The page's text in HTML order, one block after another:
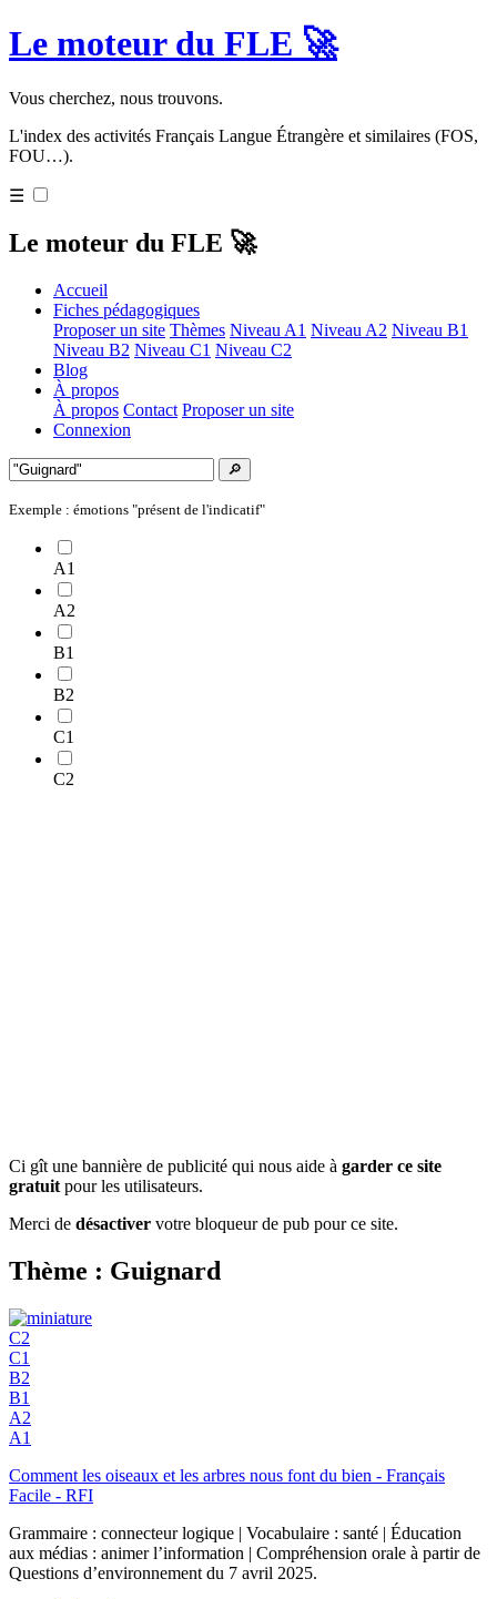
Le moteur du FLE 🚀
Vous cherchez, nous trouvons.
L'index des activités Français Langue Étrangère et similaires (FOS,
FOU…).
☰
Le moteur du FLE 🚀
Accueil
Fiches pédagogiques
Proposer un site Thèmes Niveau A1 Niveau A2 Niveau B1
Niveau B2 Niveau C1 Niveau C2
Blog
À propos
À propos Contact Proposer un site
Connexion
🔎
Exemple : émotions "présent de l'indicatif"
A1
A2
B1
B2
C1
C2
Ci gît une bannière de publicité qui nous aide à garder ce site
gratuit pour les utilisateurs.
Merci de désactiver votre bloqueur de pub pour ce site.
Thème : Guignard
C2
C1
B2
B1
A2
A1
Comment les oiseaux et les arbres nous font du bien - Français
Facile - RFI
Grammaire : connecteur logique | Vocabulaire : santé | Éducation
aux médias : animer l’information | Compréhension orale à partir de
Questions d’environnement du 7 avril 2025.